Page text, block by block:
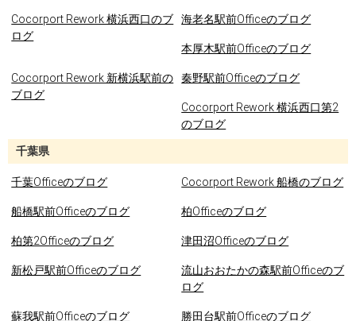
Cocorport Rework 横浜西口のブ
ログ
海老名駅前Officeのブログ
本厚木駅前Officeのブログ
Cocorport Rework 新横浜駅前の
ブログ
秦野駅前Officeのブログ
Cocorport Rework 横浜西口第2
のブログ
千葉県
千葉Officeのブログ Cocorport Rework 船橋のブログ
船橋駅前Officeのブログ 柏Officeのブログ
柏第2Officeのブログ 津田沼Officeのブログ
新松戸駅前Officeのブログ
流山おおたかの森駅前Officeのブ
ログ
蘇我駅前Officeのブログ 勝田台駅前Officeのブログ